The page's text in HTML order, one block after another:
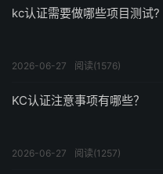
kc认证需要做哪些项目测试?
2026-06-27 阅读(1576)
KC认证注意事项有哪些？
2026-06-27 阅读(1257)